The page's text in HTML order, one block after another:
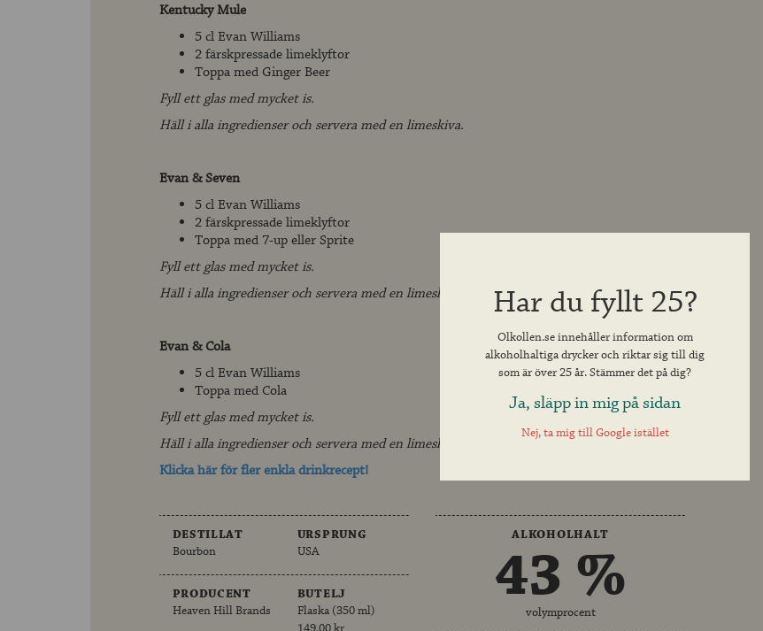
Kentucky Mule
5 cl Evan Williams
2 färskpressade limeklyftor
Toppa med Ginger Beer
Fyll ett glas med mycket is.
Häll i alla ingredienser och servera med en limeskiva.
Evan & Seven
5 cl Evan Williams
2 färskpressade limeklyftor
Toppa med 7-up eller Sprite
Fyll ett glas med mycket is.
Häll i alla ingredienser och servera med en limesklyfta.
Evan & Cola
5 cl Evan Williams
Toppa med Cola
Fyll ett glas med mycket is.
Häll i alla ingredienser och servera med en limeskiva.
Klicka här för fler enkla drinkrecept!
DESTILLAT
Bourbon
URSPRUNG
USA
PRODUCENT
Heaven Hill Brands
BUTELJ
Flaska (350 ml)
ALKOHOLHALT
43 %
volymprocent
Har du fyllt 25?
Olkollen.se innehåller information om
alkoholhaltiga drycker och riktar sig till dig
som är över 25 år. Stämmer det på dig?
Ja, släpp in mig på sidan
Nej, ta mig till Google istället